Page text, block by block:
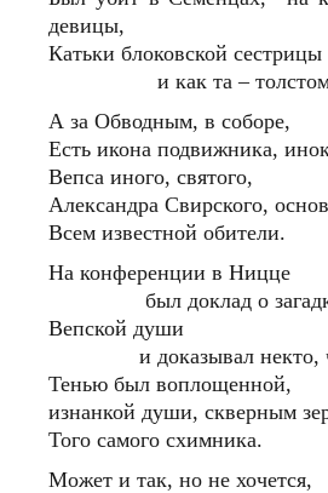
девицы,
Катьки блоковской сестрицы
и как та –
А за Обводным, в соборе,
Есть икона подвижника,
Вепса иного, святого,
Александра Свирского,
Всем известной обители.
На конференции в Ницце
был доклад о
Вепской души
и доказывал некто,
Тенью был воплощенной,
изнанкой души, скверным
Того самого схимника.
Может и так, но не хочется,